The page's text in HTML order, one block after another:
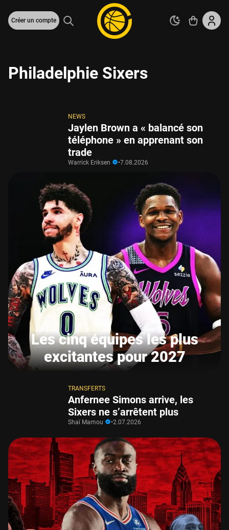
Créer un compte
Philadelphie Sixers
NEWS
Jaylen Brown a « balancé son
téléphone » en apprenant son
trade
Warrick Eriksen •7.08.2026
Les cinq équipes les plus
excitantes pour 2027
TRANSFERTS
Anfernee Simons arrive, les
Sixers ne s’arrêtent plus
Shaï Mamou •2.07.2026